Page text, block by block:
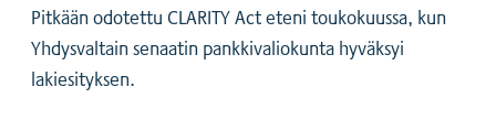
Pitkään odotettu CLARITY Act eteni toukokuussa, kun
Yhdysvaltain senaatin pankkivaliokunta hyväksyi
lakiesityksen.